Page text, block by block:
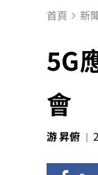
首頁 新
5G
會
游 昇俯